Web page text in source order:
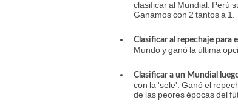
clasificar al Mundial. Perú
Ganamos con 2 tantos a 1.
Clasificar al repechaje para
Mundo y ganó la última
Clasificar a un Mundial
con la 'sele'. Ganó el
de las peores épocas del